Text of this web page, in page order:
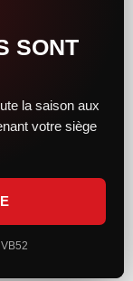
SONT
la saison aux
votre siège